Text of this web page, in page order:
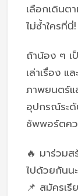
เลือกเดินต
ไม่ซ้ำใครที่นี่!
ถ้าน้อง ๆ เ
เล่าเรื่อง แ
ภาพยนตร์แ
อุปกรณ์ระดั
ซัพพอร์ตค
🔥 มาร่วม
ไปด้วยกันน
📌 สมัครเ